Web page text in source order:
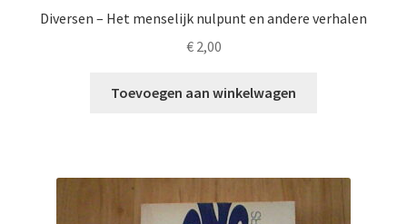
Diversen – Het menselijk nulpunt en andere verhalen
€2,00
Toevoegen aan winkelwagen